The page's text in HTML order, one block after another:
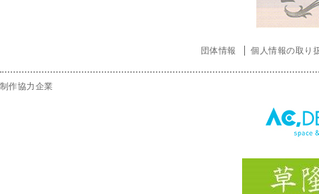
団体情報 個人情報の取り
制作協力企業